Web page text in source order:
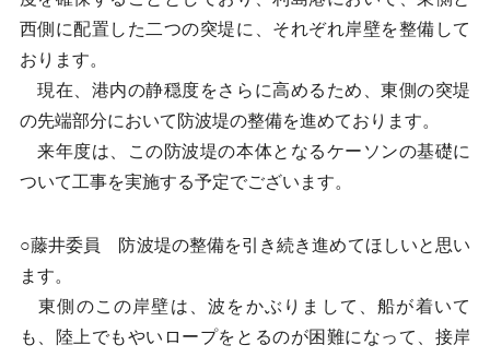
西側に配置した二つの突堤に、それぞれ岸壁を整備して
おります。
現在、港内の静穏度をさらに高めるため、東側の突堤
の先端部分において防波堤の整備を進めております。
来年度は、この防波堤の本体となるケーソンの基礎に
ついて工事を実施する予定でございます。
○藤井委員 防波堤の整備を引き続き進めてほしいと思い
ます。
東側のこの岸壁は、波をかぶりまして、船が着いて
も、陸上でもやいロープをとるのが困難になって、接岸